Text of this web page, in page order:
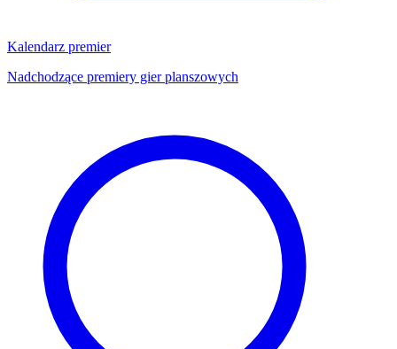
Kalendarz premier
Nadchodzące premiery gier planszowych